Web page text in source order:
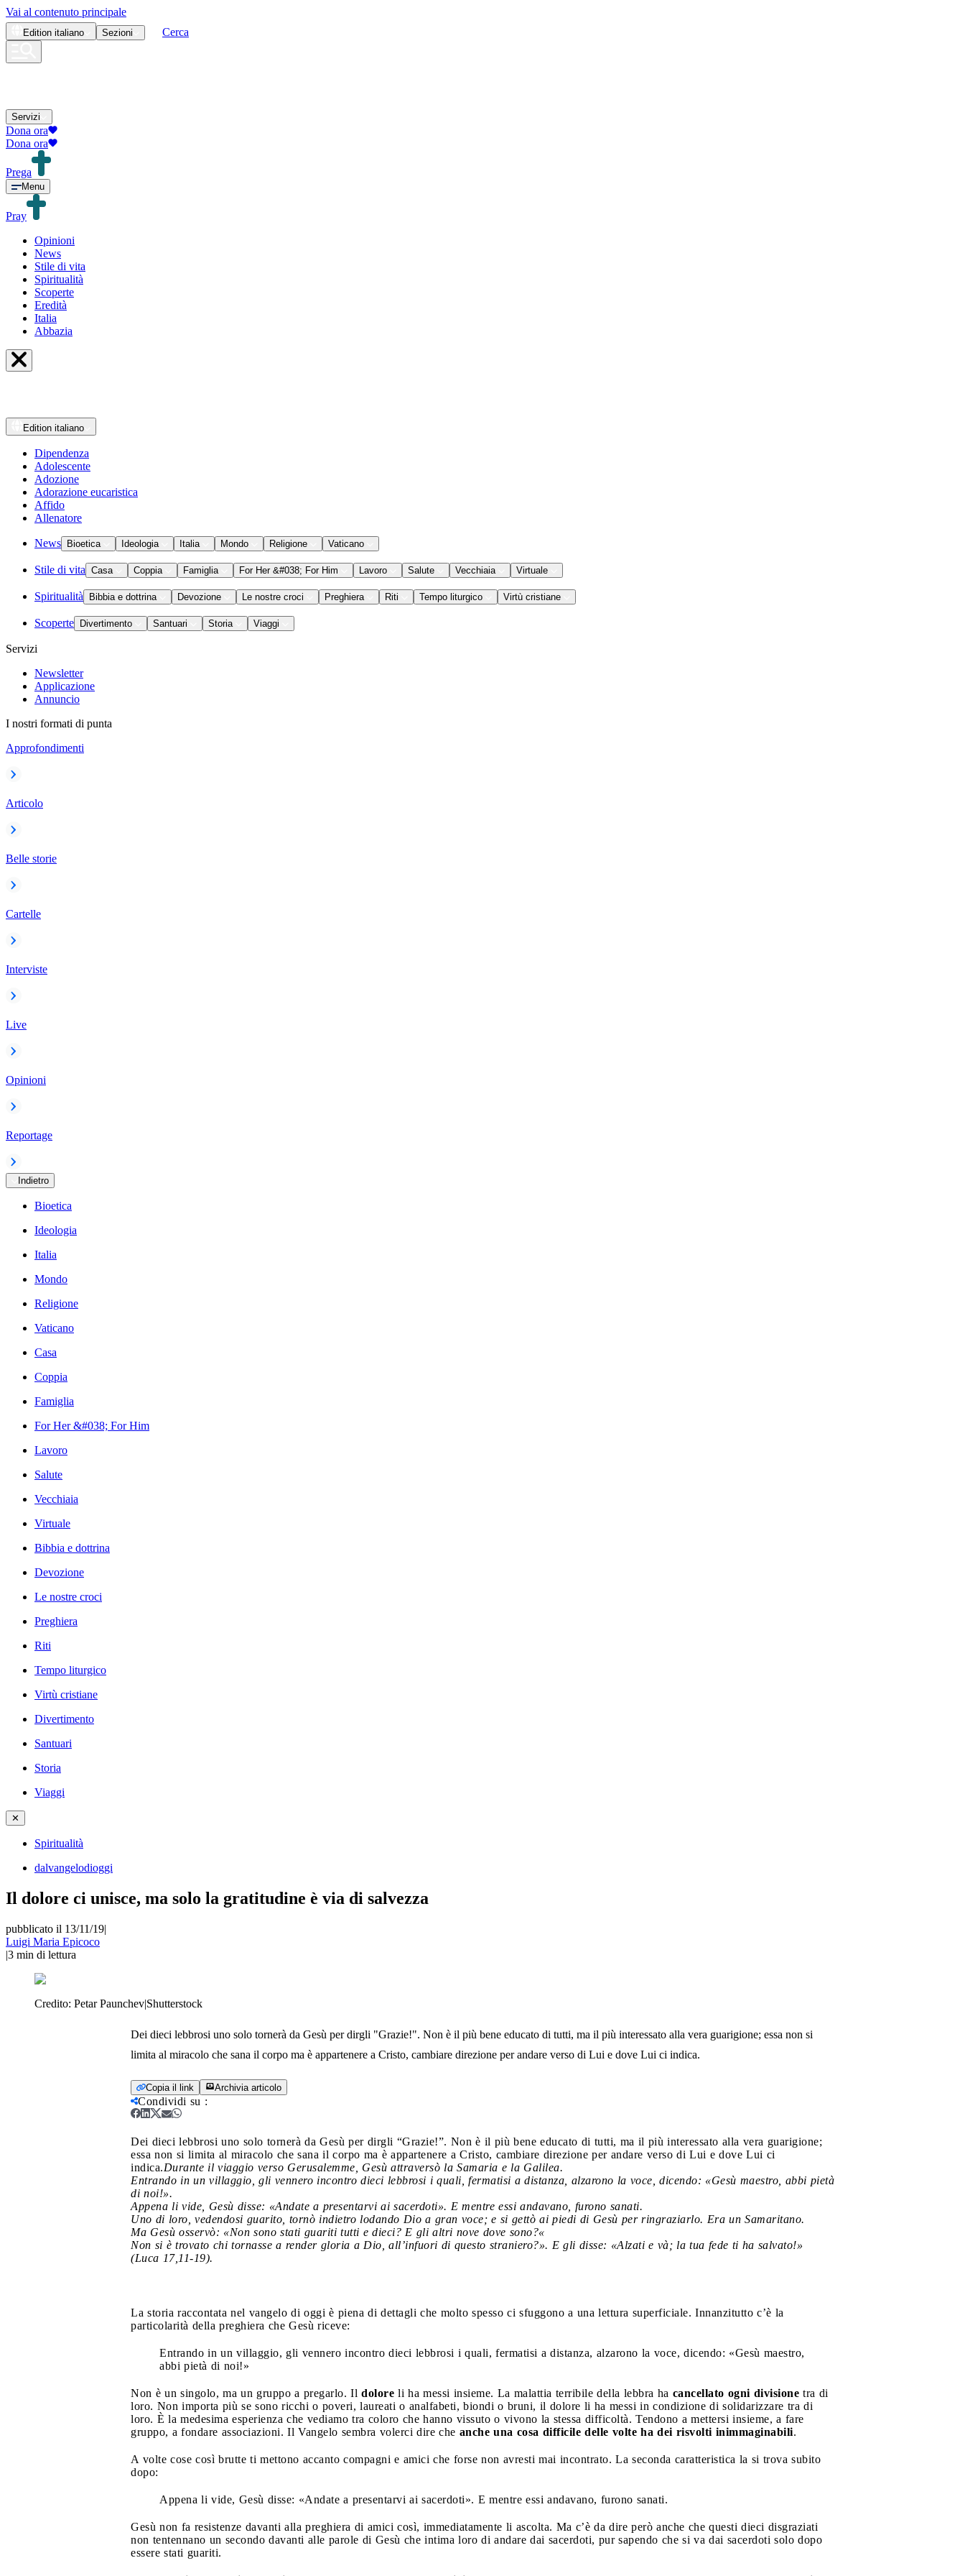
Vai al contenuto principale
Edition italiano Sezioni Cerca
Servizi
Dona ora
Dona ora
Prega
Menu
Pray
Opinioni
News
Stile di vita
Spiritualità
Scoperte
Eredità
Italia
Abbazia
Edition italiano
Dipendenza
Adolescente
Adozione
Adorazione eucaristica
Affido
Allenatore
News Bioetica Ideologia Italia Mondo Religione Vaticano
Stile di vita Casa Coppia Famiglia For Her &#038; For Him Lavoro Salute Vecchiaia Virtuale
Spiritualità Bibbia e dottrina Devozione Le nostre croci Preghiera Riti Tempo liturgico Virtù cristiane
Scoperte Divertimento Santuari Storia Viaggi
Servizi
Newsletter
Applicazione
Annuncio
I nostri formati di punta
Approfondimenti
Articolo
Belle storie
Cartelle
Interviste
Live
Opinioni
Reportage
Indietro
Bioetica
Ideologia
Italia
Mondo
Religione
Vaticano
Casa
Coppia
Famiglia
For Her &#038; For Him
Lavoro
Salute
Vecchiaia
Virtuale
Bibbia e dottrina
Devozione
Le nostre croci
Preghiera
Riti
Tempo liturgico
Virtù cristiane
Divertimento
Santuari
Storia
Viaggi
✕
Spiritualità
dalvangelodioggi
Il dolore ci unisce, ma solo la gratitudine è via di salvezza
pubblicato il 13/11/19|
Luigi Maria Epicoco
|3 min di lettura
Credito: Petar Paunchev|Shutterstock
Dei dieci lebbrosi uno solo tornerà da Gesù per dirgli "Grazie!". Non è il più bene educato di tutti, ma il più interessato alla vera guarigione; essa non si
limita al miracolo che sana il corpo ma è appartenere a Cristo, cambiare direzione per andare verso di Lui e dove Lui ci indica.
Copia il link Archivia articolo
Condividi su :
Dei dieci lebbrosi uno solo tornerà da Gesù per dirgli “Grazie!”. Non è il più bene educato di tutti, ma il più interessato alla vera guarigione;
essa non si limita al miracolo che sana il corpo ma è appartenere a Cristo, cambiare direzione per andare verso di Lui e dove Lui ci
indica.Durante il viaggio verso Gerusalemme, Gesù attraversò la Samaria e la Galilea.
Entrando in un villaggio, gli vennero incontro dieci lebbrosi i quali, fermatisi a distanza, alzarono la voce, dicendo: «Gesù maestro, abbi pietà
di noi!».
Appena li vide, Gesù disse: «Andate a presentarvi ai sacerdoti». E mentre essi andavano, furono sanati.
Uno di loro, vedendosi guarito, tornò indietro lodando Dio a gran voce; e si gettò ai piedi di Gesù per ringraziarlo. Era un Samaritano.
Ma Gesù osservò: «Non sono stati guariti tutti e dieci? E gli altri nove dove sono?«
Non si è trovato chi tornasse a render gloria a Dio, all’infuori di questo straniero?». E gli disse: «Alzati e và; la tua fede ti ha salvato!»
(Luca 17,11-19).
La storia raccontata nel vangelo di oggi è piena di dettagli che molto spesso ci sfuggono a una lettura superficiale. Innanzitutto c’è la
particolarità della preghiera che Gesù riceve:
Entrando in un villaggio, gli vennero incontro dieci lebbrosi i quali, fermatisi a distanza, alzarono la voce, dicendo: «Gesù maestro,
abbi pietà di noi!»
Non è un singolo, ma un gruppo a pregarlo. Il dolore li ha messi insieme. La malattia terribile della lebbra ha cancellato ogni divisione tra di
loro. Non importa più se sono ricchi o poveri, laureati o analfabeti, biondi o bruni, il dolore li ha messi in condizione di solidarizzare tra di
loro. È la medesima esperienza che vediamo tra coloro che hanno vissuto o vivono la stessa difficoltà. Tendono a mettersi insieme, a fare
gruppo, a fondare associazioni. Il Vangelo sembra volerci dire che anche una cosa difficile delle volte ha dei risvolti inimmaginabili.
A volte cose così brutte ti mettono accanto compagni e amici che forse non avresti mai incontrato. La seconda caratteristica la si trova subito
dopo:
Appena li vide, Gesù disse: «Andate a presentarvi ai sacerdoti». E mentre essi andavano, furono sanati.
Gesù non fa resistenze davanti alla preghiera di amici così, immediatamente li ascolta. Ma c’è da dire però anche che questi dieci disgraziati
non tentennano un secondo davanti alle parole di Gesù che intima loro di andare dai sacerdoti, pur sapendo che si va dai sacerdoti solo dopo
essere stati guariti.